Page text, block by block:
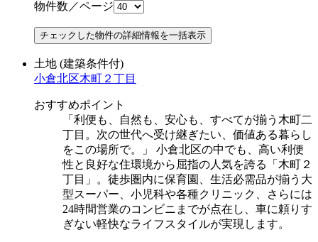
物件数／ページ
土地 (建築条件付)
小倉北区木町２丁目
おすすめポイント
「利便も、自然も、安心も、すべてが揃う木町二
丁目。次の世代へ受け継ぎたい、価値ある暮らし
をこの場所で。」 小倉北区の中でも、高い利便
性と良好な住環境から屈指の人気を誇る「木町２
丁目」。徒歩圏内に保育園、生活必需品が揃う大
型スーパー、小児科や各種クリニック、さらには
24時間営業のコンビニまでが点在し、車に頼りす
ぎない軽快なライフスタイルが実現します。